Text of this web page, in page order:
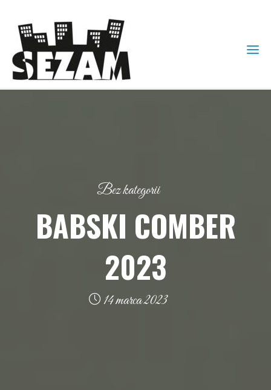
Bez kategorii
BABSKI COMBER
2023
14 marca 2023